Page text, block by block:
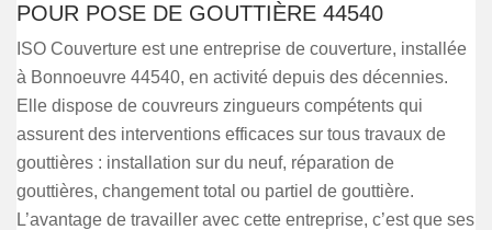
POUR POSE DE GOUTTIÈRE 44540
ISO Couverture est une entreprise de couverture, installée
à Bonnoeuvre 44540, en activité depuis des décennies.
Elle dispose de couvreurs zingueurs compétents qui
assurent des interventions efficaces sur tous travaux de
gouttières : installation sur du neuf, réparation de
gouttières, changement total ou partiel de gouttière.
L’avantage de travailler avec cette entreprise, c’est que ses